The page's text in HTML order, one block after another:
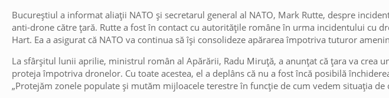
Bucureștiul a informat aliații NATO și secretarul general al NATO, Mark Rutte, despre
anti-drone către țară. Rutte a fost în contact cu autoritățile române în urma incidentului cu
Hart. Ea a asigurat că NATO va continua să își consolideze apărarea împotriva tuturor
La sfârșitul lunii aprilie, ministrul român al Apărării, Radu Miruță, a anunțat că țara va crea
proteja împotriva dronelor. Cu toate acestea, el a deplâns că nu a fost încă posibilă
„Protejăm zonele populate și mutăm mijloacele terestre în funcție de cum vedem situația de